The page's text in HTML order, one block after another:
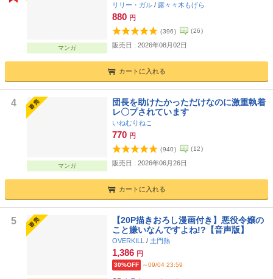
マンガ
リリー・ガル / 露々々木もげら
880 円
(396) (26)
販売日 : 2026年08月02日
カートに入れる
4
マンガ
団長を助けたかっただけなのに激重執着
レ〇プされています
いねむりねこ
770 円
(940) (12)
販売日 : 2026年06月26日
カートに入れる
5
【20P描きおろし漫画付き】悪役令嬢の
こと嫌いなんですよね!?【音声版】
OVERKILL / 土門熱
1,386 円
30%OFF ～09/04 23:59